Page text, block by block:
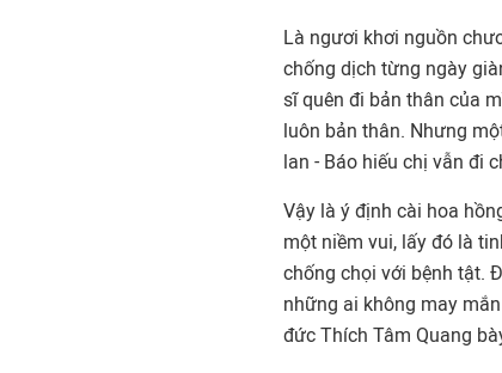
Là ngươi khơi nguồn
chống dịch từng ngày
sĩ quên đi bản thân của
luôn bản thân. Nhưng
lan - Báo hiếu chị vẫn đi
Vậy là ý định cài hoa
một niềm vui, lấy đó là
chống chọi với bệnh tật.
những ai không may
đức Thích Tâm Quang